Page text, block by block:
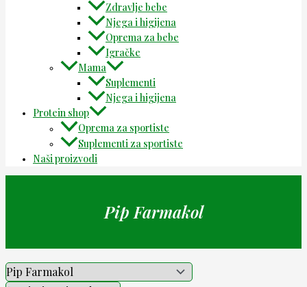
Zdravlje bebe
Njega i higijena
Oprema za bebe
Igračke
Mama
Suplementi
Njega i higijena
Protein shop
Oprema za sportiste
Suplementi za sportiste
Naši proizvodi
Pip Farmakol